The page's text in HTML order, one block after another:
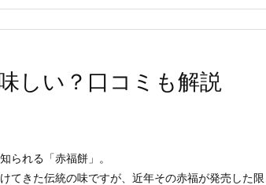
しい？口コミも解説
られる「赤福餅」。
てきた伝統の味ですが、近年その赤福が発売した限